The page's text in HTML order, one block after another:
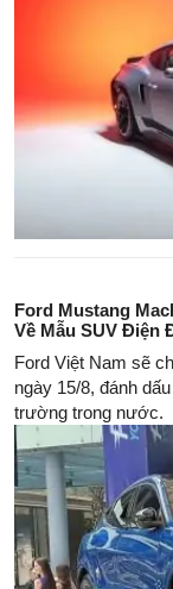
Ford Mustang
Về Mẫu SUV Điện
Ford Việt Nam sẽ
ngày 15/8, đánh
trường trong nước.